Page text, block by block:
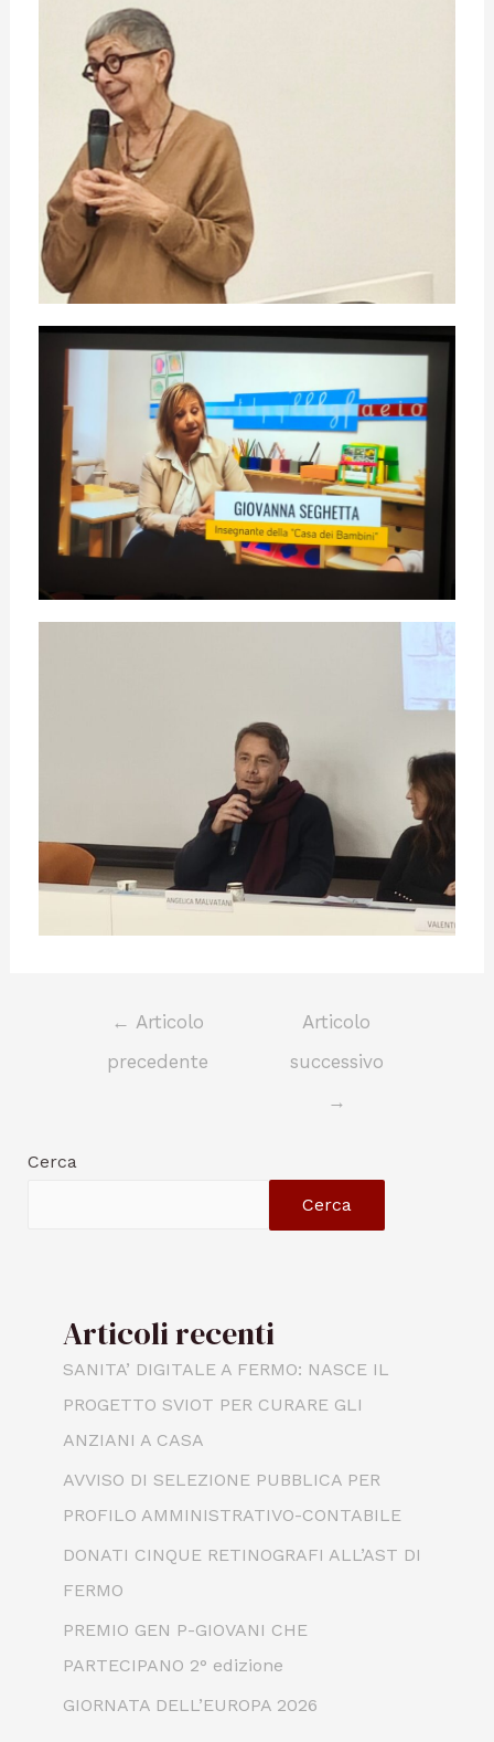
← Articolo
precedente
Articolo
successivo
→
Cerca
Cerca
Articoli recenti
SANITA’ DIGITALE A FERMO: NASCE IL
PROGETTO SVIOT PER CURARE GLI
ANZIANI A CASA
AVVISO DI SELEZIONE PUBBLICA PER
PROFILO AMMINISTRATIVO-CONTABILE
DONATI CINQUE RETINOGRAFI ALL’AST DI
FERMO
PREMIO GEN P-GIOVANI CHE
PARTECIPANO 2° edizione
GIORNATA DELL’EUROPA 2026